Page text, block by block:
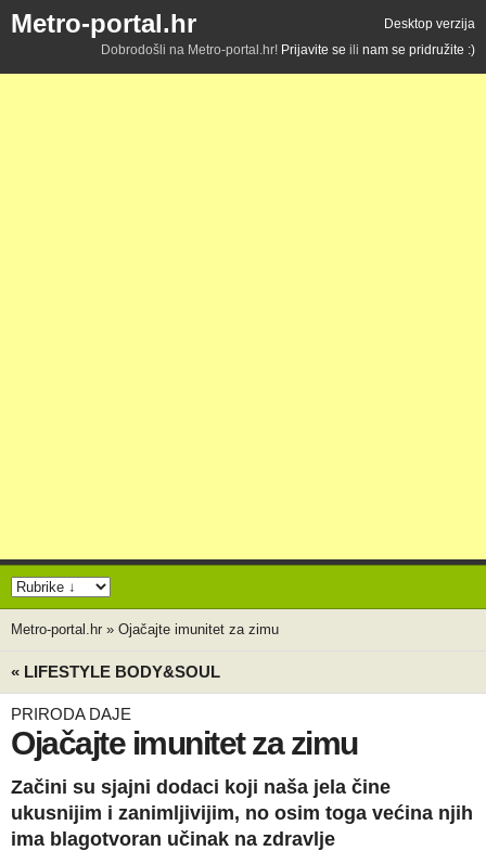
Metro-portal.hr
Desktop verzija
Dobrodošli na Metro-portal.hr! Prijavite se ili nam se pridružite :)
Metro-portal.hr » Ojačajte imunitet za zimu
« LIFESTYLE BODY&SOUL
PRIRODA DAJE
Ojačajte imunitet za zimu
Začini su sjajni dodaci koji naša jela čine
ukusnijim i zanimljivijim, no osim toga većina njih
ima blagotvoran učinak na zdravlje